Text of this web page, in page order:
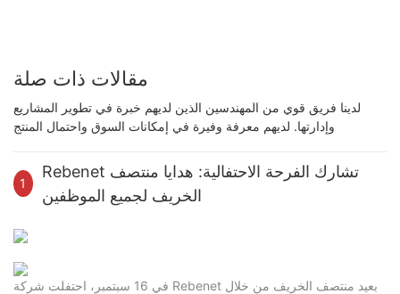
مقالات ذات صلة
لدينا فريق قوي من المهندسين الذين لديهم خبرة في تطوير المشاريع
وإدارتها. لديهم معرفة وفيرة في إمكانات السوق واحتمال المنتج
1
Rebenet تشارك الفرحة الاحتفالية: هدايا منتصف
الخريف لجميع الموظفين
في 16 سبتمبر، احتفلت شركة Rebenet بعيد منتصف الخريف من خلال